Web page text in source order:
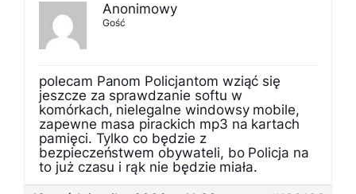
Anonimowy
Gość
polecam Panom Policjantom wziąć się
jeszcze za sprawdzanie softu w
komórkach, nielegalne windowsy mobile,
zapewne masa pirackich mp3 na kartach
pamięci. Tylko co będzie z
bezpieczeństwem obywateli, bo Policja na
to już czasu i rąk nie będzie miała.